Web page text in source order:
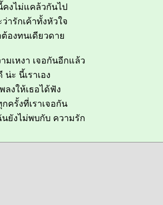
งไม่แคล้วกันไป
ว่ารักเค้าทั้งหัวใจ
ต้องทนเดียวดาย
มเหงา เจอกันอีกแล้ว
น่ะ นี้เราเอง
ลงให้เธอได้ฟัง
ครั้งที่เราเจอกัน
ยังไม่พบกับ ความรัก